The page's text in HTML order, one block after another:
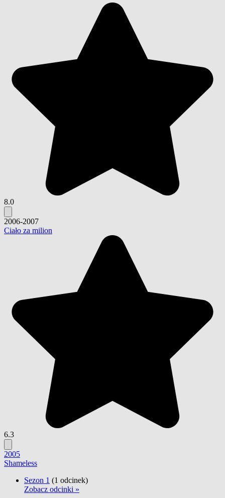
8.0
2006-2007
Ciało za milion
6.3
2005
Shameless
Sezon 1 (1 odcinek)
Zobacz odcinki »